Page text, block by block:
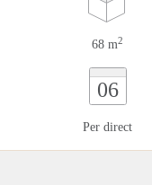
68 m2
06
Per direct